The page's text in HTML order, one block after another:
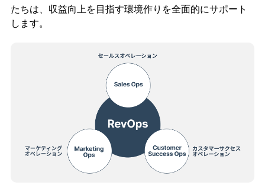
たちは、収益向上を目指す環境作りを全面的にサポート
します。